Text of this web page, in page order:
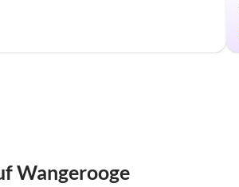
Wangerooge